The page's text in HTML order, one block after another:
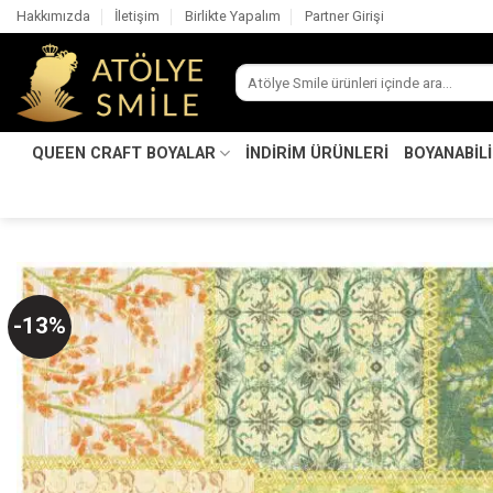
İçeriğe
atla
Hakkımızda İletişim Birlikte Yapalım Partner Girişi
Ara:
QUEEN CRAFT BOYALAR İNDİRİM ÜRÜNLERİ
-13%